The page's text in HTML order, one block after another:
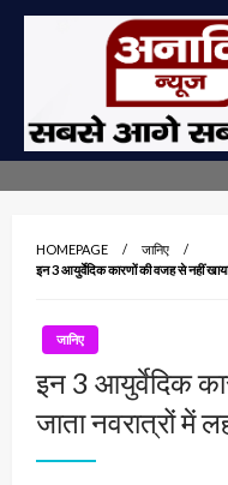
Skip
सबसे आगे सबसे तेज
HOMEPAGE
जानिए
इन 3 आयुर्वेदिक कारणों की वजह से नहीं
जानिए
इन 3 आयुर्वेदिक
जाता नवरात्रों में